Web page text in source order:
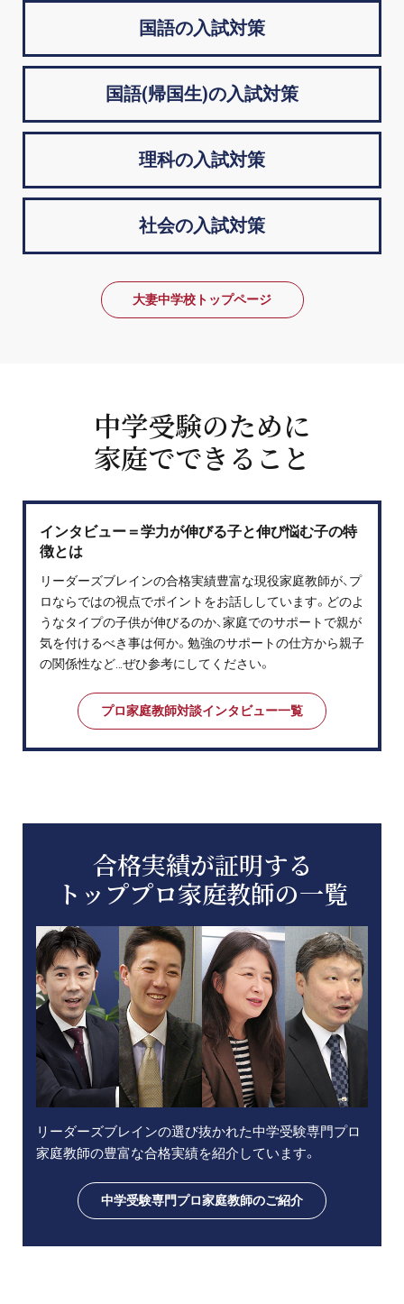
国語の入試対策
国語(帰国生)の入試対策
理科の入試対策
社会の入試対策
大妻中学校トップページ
中学受験のために
家庭でできること
インタビュー＝学力が伸びる子と伸び悩む子の特
徴とは
リーダーズブレインの合格実績豊富な現役家庭教師が、プ
ロならではの視点でポイントをお話ししています。どのよ
うなタイプの子供が伸びるのか、家庭でのサポートで親が
気を付けるべき事は何か。勉強のサポートの仕方から親子
の関係性など…ぜひ参考にしてください。
プロ家庭教師対談インタビュー一覧
合格実績が証明する
トッププロ家庭教師の一覧
リーダーズブレインの選び抜かれた中学受験専門プロ
家庭教師の豊富な合格実績を紹介しています。
中学受験専門プロ家庭教師のご紹介